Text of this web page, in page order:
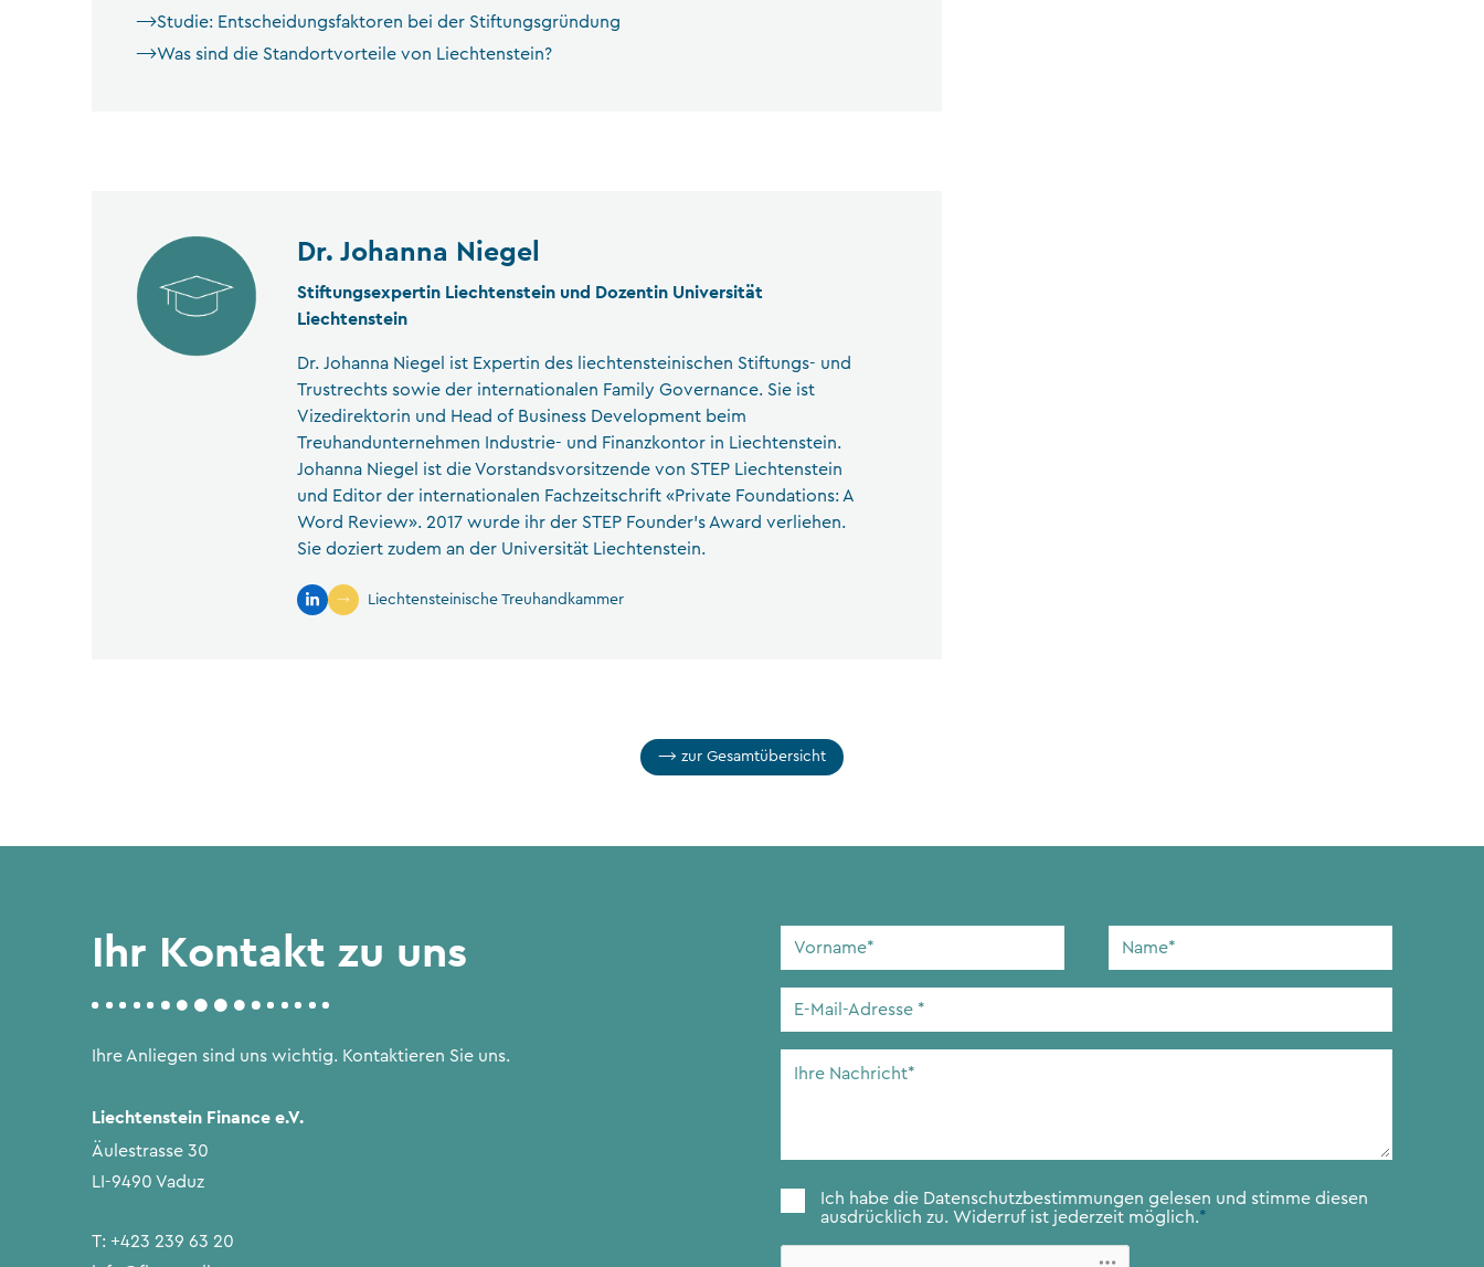
Studie: Entscheidungsfaktoren bei der Stiftungsgründung
Was sind die Standortvorteile von Liechtenstein?
Dr. Johanna Niegel
Stiftungsexpertin Liechtenstein und Dozentin Universität
Liechtenstein
Dr. Johanna Niegel ist Expertin des liechtensteinischen Stiftungs- und
Trustrechts sowie der internationalen Family Governance. Sie ist
Vizedirektorin und Head of Business Development beim
Treuhandunternehmen Industrie- und Finanzkontor in Liechtenstein.
Johanna Niegel ist die Vorstandsvorsitzende von STEP Liechtenstein
und Editor der internationalen Fachzeitschrift «Private Foundations: A
Word Review». 2017 wurde ihr der STEP Founder’s Award verliehen.
Sie doziert zudem an der Universität Liechtenstein.
Liechtensteinische Treuhandkammer
zur Gesamtübersicht
Ihr Kontakt zu uns
Ihre Anliegen sind uns wichtig. Kontaktieren Sie uns.
Liechtenstein Finance e.V.
Äulestrasse 30
LI-9490 Vaduz
T: +423 239 63 20
Vorname Name
E-
Adresse*
Zustimmung*
Ich habe die Datenschutzbestimmungen gelesen und stimme diesen
ausdrücklich zu. Widerruf ist jederzeit möglich.*